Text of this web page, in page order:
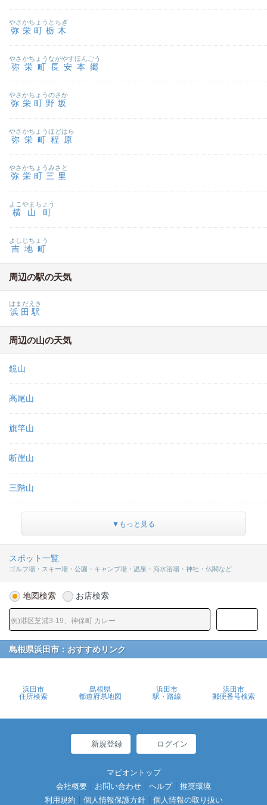
弥栄町栃木
やさかちょうとちぎ
弥栄町長安本郷
やさかちょうながやすほんごう
弥栄町野坂
やさかちょうのさか
弥栄町程原
やさかちょうほどはら
弥栄町三里
やさかちょうみさと
横山町
よこやまちょう
吉地町
よしじちょう
周辺の駅の天気
浜田駅
はまだえき
周辺の山の天気
鏡山
高尾山
旗竿山
断崖山
三階山
▼もっと見る
スポット一覧
ゴルフ場・スキー場・公園・キャンプ場・温泉・海水浴場・神社・仏閣など
地図検索 お店検索
島根県浜田市：おすすめリンク
浜田市
住所検索
島根県
都道府県地図
浜田市
駅・路線
浜田市
郵便番号検索
新規登録 ログイン
マピオントップ
会社概要
お問い合わせ ヘルプ
推奨環境
利用規約
個人情報保護方針 個人情報の取り扱い